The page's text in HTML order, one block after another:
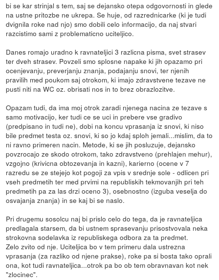
bi se kar strinjal s tem, saj se dejansko otepa odgovornosti in glede
na ustne pritozbe ne ukrepa. Se huje, od razrednicarke (ki je tudi
dvignila roke nad njo) smo dobili celo informacijo, da naj stvari
razcistimo sami z problematicno uciteljico.
Danes romajo uradno k ravnateljici 3 razlicna pisma, svet strasev
ter dveh strasev. Povzeli smo splosne napake ki jih opazamo pri
ocenjevanju, preverjanju znanja, podajanju snovi, ter njenih
pravilih med poukom saj otrokom, ki imajo zdravstvene tezave ne
pusti niti na WC oz. obrisati nos in to brez obrazlozitve.
Opazam tudi, da ima moj otrok zaradi njenega nacina ze tezave s
samo motivacijo, ker tudi ce se uci in prebere vse gradivo
(predpisano in tudi ne), dobi na koncu vprasanja iz snovi, ki niso
bile predmet testa oz. snovi, ki so jo kdaj sploh jemali...mislim, da to
ni ravno primeren nacin. Metode, ki se jih posluzuje, dejansko
povzrocajo ze skodo otrokom, tako zdravstveno (prehlajen mehur),
vzgojno (krivicna obtozevanja in kazni), karierno (ocene v 7
razredu se ze stejejo kot pogoji za vpis v srednje sole - odlicen pri
vseh predmetih ter med prvimi na republiskih tekmovanjih pri teh
predmetih pa za las drzi oceno 3), osebnostno (izguba veselja do
osvajanja znanja) in se kaj bi se naslo.
Pri drugemu sosolcu naj bi prislo celo do tega, da je ravnateljica
predlagala starsem, da bi ustnem sprasevanju prisostvovala neka
strokovna sodelavka iz republiskega odbora za ta predmet.
Zelo zvito od nje. Uciteljica bo v tem primeru dala ustrezna
vprasanja (za razliko od njene prakse), roke pa si bosta tako oprali
ona, kot tudi ravnateljica...otrok pa bo ob tem obravnavan kot nek
"zlocinec".